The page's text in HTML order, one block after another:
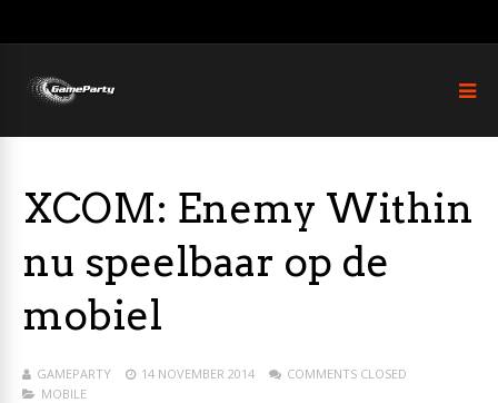
XCOM: Enemy Within
nu speelbaar op de
mobiel
GAMEPARTY 14 NOVEMBER 2014
COMMENTS CLOSED
MOBILE